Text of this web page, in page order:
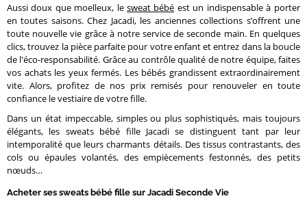
Aussi doux que moelleux, le sweat bébé est un indispensable à porter
en toutes saisons. Chez Jacadi, les anciennes collections s’offrent une
toute nouvelle vie grâce à notre service de seconde main. En quelques
clics, trouvez la pièce parfaite pour votre enfant et entrez dans la boucle
de l'éco-responsabilité. Grâce au contrôle qualité de notre équipe, faites
vos achats les yeux fermés. Les bébés grandissent extraordinairement
vite. Alors, profitez de nos prix remisés pour renouveler en toute
confiance le vestiaire de votre fille.
Dans un état impeccable, simples ou plus sophistiqués, mais toujours
élégants, les sweats bébé fille Jacadi se distinguent tant par leur
intemporalité que leurs charmants détails. Des tissus contrastants, des
cols ou épaules volantés, des empiècements festonnés, des petits
nœuds…
Acheter ses sweats bébé fille sur Jacadi Seconde Vie